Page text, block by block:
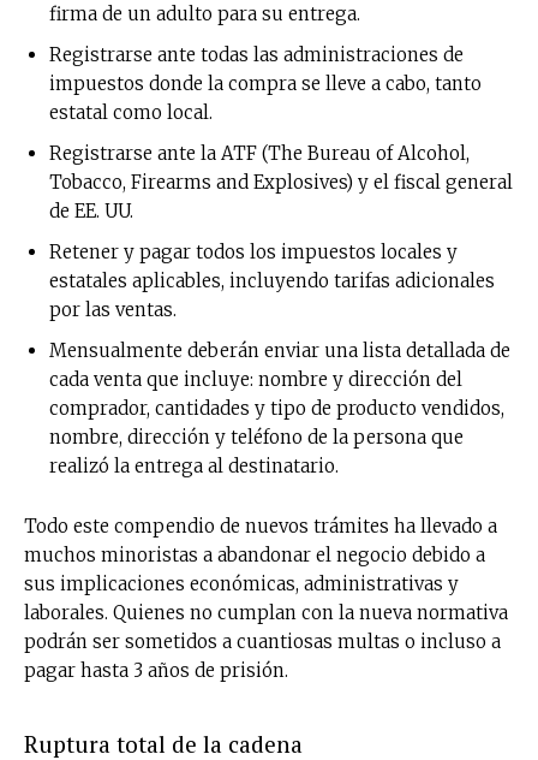
firma de un adulto para su entrega.
Registrarse ante todas las administraciones de
impuestos donde la compra se lleve a cabo, tanto
estatal como local.
Registrarse ante la ATF (The Bureau of Alcohol,
Tobacco, Firearms and Explosives) y el fiscal general
de EE. UU.
Retener y pagar todos los impuestos locales y
estatales aplicables, incluyendo tarifas adicionales
por las ventas.
Mensualmente deberán enviar una lista detallada de
cada venta que incluye: nombre y dirección del
comprador, cantidades y tipo de producto vendidos,
nombre, dirección y teléfono de la persona que
realizó la entrega al destinatario.
Todo este compendio de nuevos trámites ha llevado a
muchos minoristas a abandonar el negocio debido a
sus implicaciones económicas, administrativas y
laborales. Quienes no cumplan con la nueva normativa
podrán ser sometidos a cuantiosas multas o incluso a
pagar hasta 3 años de prisión.
Ruptura total de la cadena